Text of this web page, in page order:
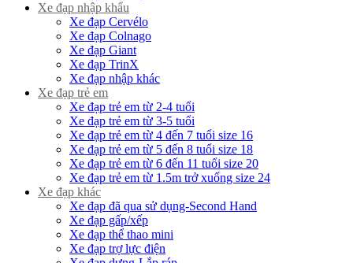
Xe đạp nhập khẩu
Xe đạp Cervélo
Xe đạp Colnago
Xe đạp Giant
Xe đạp TrinX
Xe đạp nhập khác
Xe đạp trẻ em
Xe đạp trẻ em từ 2-4 tuổi
Xe đạp trẻ em từ 3-5 tuổi
Xe đạp trẻ em từ 4 đến 7 tuổi size 16
Xe đạp trẻ em từ 5 đến 8 tuổi size 18
Xe đạp trẻ em từ 6 đến 11 tuổi size 20
Xe đạp trẻ em từ 1.5m trở xuống size 24
Xe đạp khác
Xe đạp đã qua sử dụng-Second Hand
Xe đạp gấp/xếp
Xe đạp thể thao mini
Xe đạp trợ lực điện